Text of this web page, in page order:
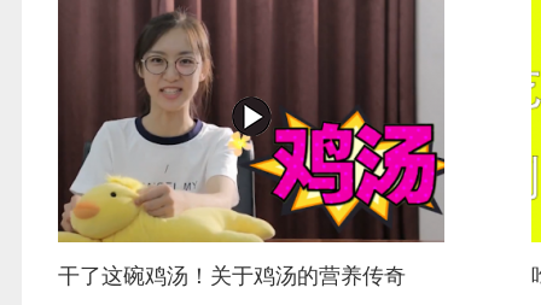
干了这碗鸡汤！关于鸡汤的营养传奇